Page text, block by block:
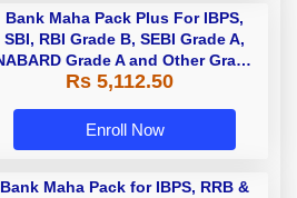
Bank Maha Pack Plus For IBPS,
SBI, RBI Grade B, SEBI Grade A,
Grade A and Other Grade
A & Grade B Bank Exams
Rs 5,112.50
Enroll Now
Bank Maha Pack for IBPS, RRB &